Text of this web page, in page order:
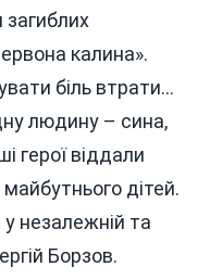
калина».
біль втрати…
людину – сина,
герої віддали
дітей.
незалежній та
Борзов.